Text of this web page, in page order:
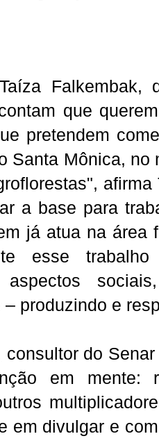
que
pretendem
Santa Mônica,
a base para
já atua na área
esse
aspectos
produzindo e
consultor do
em mente:
em divulgar e